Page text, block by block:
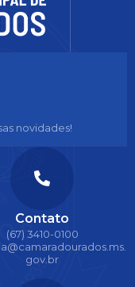
novidades!
Contato
(67) 3410-0100
gov.br